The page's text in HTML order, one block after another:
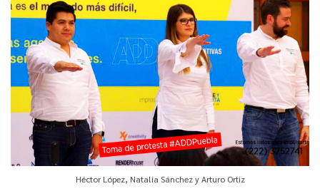
Héctor López, Natalia Sánchez y Arturo Ortiz